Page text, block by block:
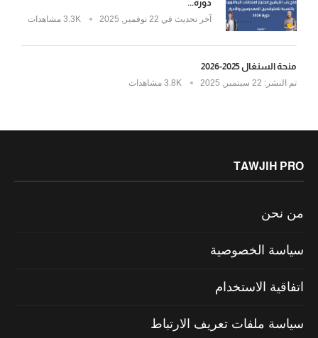
دورة...
آخر تحديث في 3.3K مشاهدات
منحة السنغال 2025-2026
تم النشر: 3.8K مشاهدات
TAWJIH PRO
من نحن
سياسة الخصوصية
اتفاقية الاستخدام
سياسة ملفات تعريف الارتباط